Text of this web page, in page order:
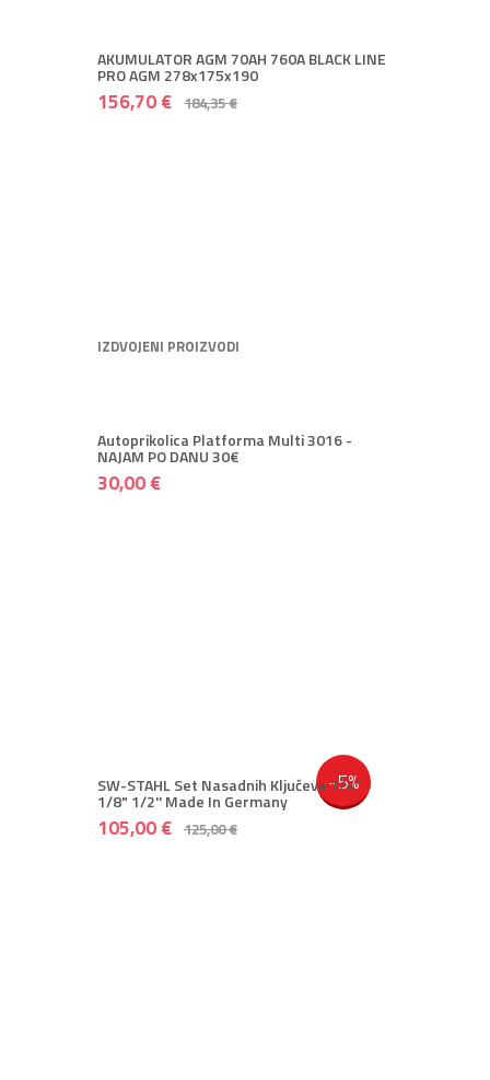
AKUMULATOR AGM 70AH 760A BLACK LINE
PRO AGM 278x175x190
156,70 € 184,35 €
IZDVOJENI PROIZVODI
Autoprikolica Platforma Multi 3016 -
NAJAM PO DANU 30€
30,00 €
-5%
SW-STAHL Set Nasadnih Ključeva 1/4"
1/8" 1/2'' Made In Germany
105,00 € 125,00 €